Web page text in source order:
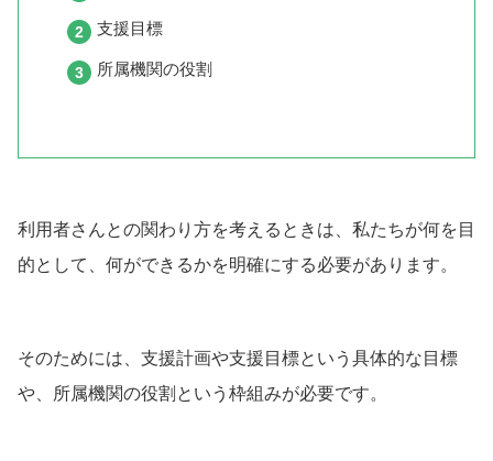
支援目標
所属機関の役割
利用者さんとの関わり方を考えるときは、私たちが何を目
的として、何ができるかを明確にする必要があります。
そのためには、支援計画や支援目標という具体的な目標
や、所属機関の役割という枠組みが必要です。